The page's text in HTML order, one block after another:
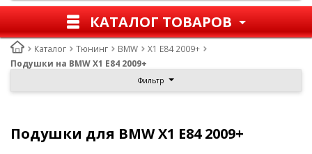
КАТАЛОГ ТОВАРОВ
Каталог Тюнинг BMW
X1 E84 2009+
Подушки на BMW X1 E84 2009+
Фильтр
Подушки для BMW X1 E84 2009+